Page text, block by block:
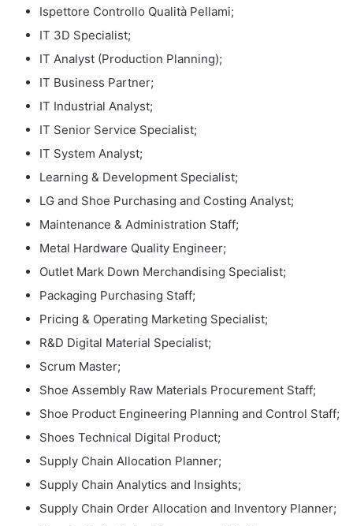
Ispettore Controllo Qualità Pellami;
IT 3D Specialist;
IT Analyst (Production Planning);
IT Business Partner;
IT Industrial Analyst;
IT Senior Service Specialist;
IT System Analyst;
Learning & Development Specialist;
LG and Shoe Purchasing and Costing Analyst;
Maintenance & Administration Staff;
Metal Hardware Quality Engineer;
Outlet Mark Down Merchandising Specialist;
Packaging Purchasing Staff;
Pricing & Operating Marketing Specialist;
R&D Digital Material Specialist;
Scrum Master;
Shoe Assembly Raw Materials Procurement Staff;
Shoe Product Engineering Planning and Control Staff;
Shoes Technical Digital Product;
Supply Chain Allocation Planner;
Supply Chain Analytics and Insights;
Supply Chain Order Allocation and Inventory Planner;